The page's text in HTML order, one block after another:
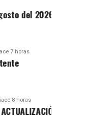
2026
7 horas
8 horas
DEL ATLAS